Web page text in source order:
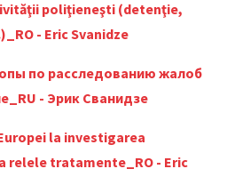
poliţieneşti (detenţie,
- Eric Svanidze
по расследованию жалоб
- Эрик Сванидзе
la investigarea
tratamente_RO - Eric